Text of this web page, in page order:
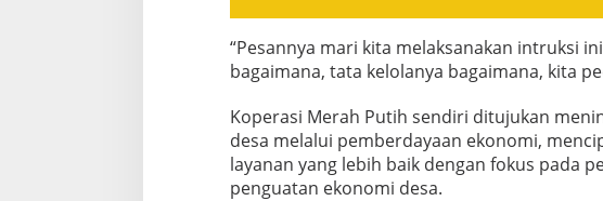
“Pesannya mari kita melaksanakan intruksi
bagaimana, tata kelolanya bagaimana, kita
Koperasi Merah Putih sendiri ditujukan
desa melalui pemberdayaan ekonomi,
layanan yang lebih baik dengan fokus pada
penguatan ekonomi desa.